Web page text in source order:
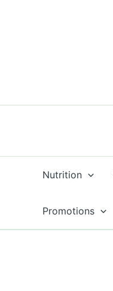
Nutrition
Promotions